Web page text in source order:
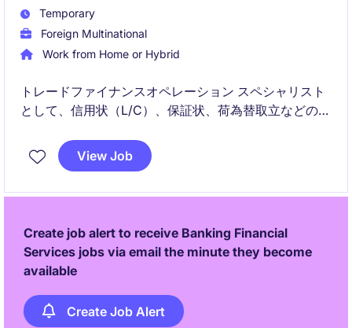
Temporary
Foreign Multinational
Work from Home or Hybrid
トレードファイナンスオペレーション スペシャリスト
として、信用状（L/C）、保証状、荷為替取立などの貿
す。国内外の顧客や海外オペレーションチームと連携
しながら、取引の円滑な遂行、法令遵守、各種書類管
View Job
Create job alert to receive Banking Financial
Services jobs via email the minute they become
available
Create Job Alert